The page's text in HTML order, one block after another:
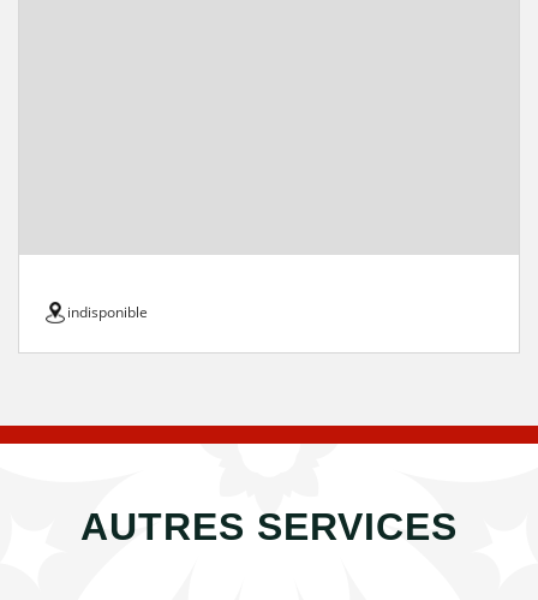
indisponible
AUTRES SERVICES